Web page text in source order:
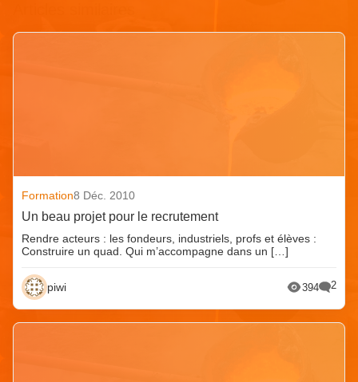
Formation8 Déc. 2010
Un beau projet pour le recrutement
Rendre acteurs : les fondeurs, industriels, profs et élèves :
Construire un quad. Qui m’accompagne dans un […]
piwi 394 2